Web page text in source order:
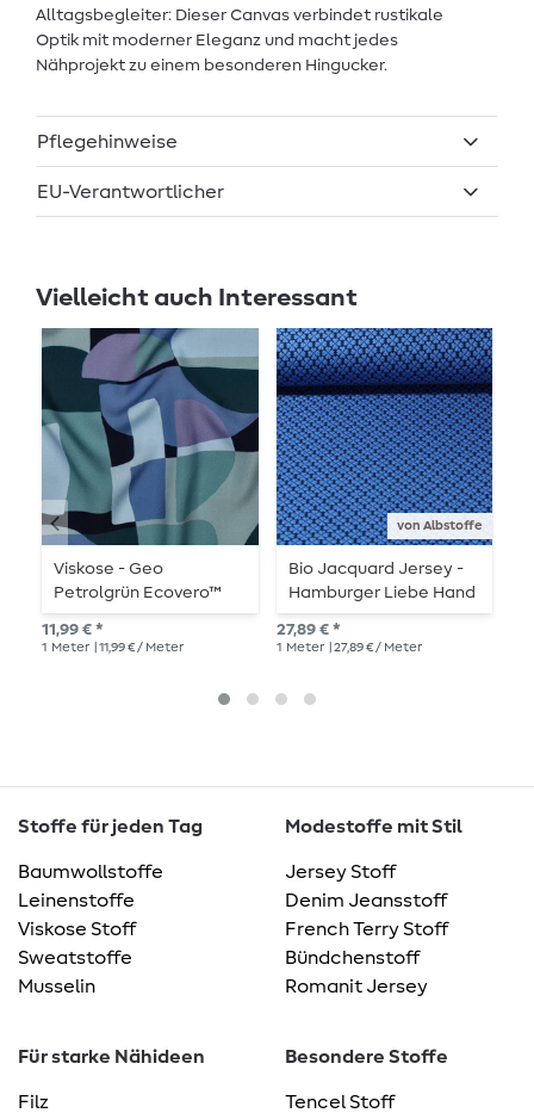
Alltagsbegleiter: Dieser Canvas verbindet rustikale
Optik mit moderner Eleganz und macht jedes
Nähprojekt zu einem besonderen Hingucker.
Pflegehinweise
EU-Verantwortlicher
Vielleicht auch Interessant
Viskose - Geo
Petrolgrün Ecovero™
11,99 € *
1 Meter | 11,99 € / Meter
von Albstoffe
Bio Jacquard Jersey -
Hamburger Liebe Hand
on Hearts Lucky Knit
Blau
27,89 € *
1 Meter | 27,89 € / Meter
Stoffe für jeden Tag
Baumwollstoffe
Leinenstoffe
Viskose Stoff
Sweatstoffe
Musselin
Modestoffe mit Stil
Jersey Stoff
Denim Jeansstoff
French Terry Stoff
Bündchenstoff
Romanit Jersey
Für starke Nähideen
Filz
Besondere Stoffe
Tencel Stoff